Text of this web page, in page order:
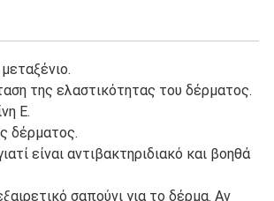
της ελαστικότητας του δέρματος.
Ε.
δέρματος.
είναι αντιβακτηριδιακό και βοηθά
σαπούνι για το δέρμα. Αν